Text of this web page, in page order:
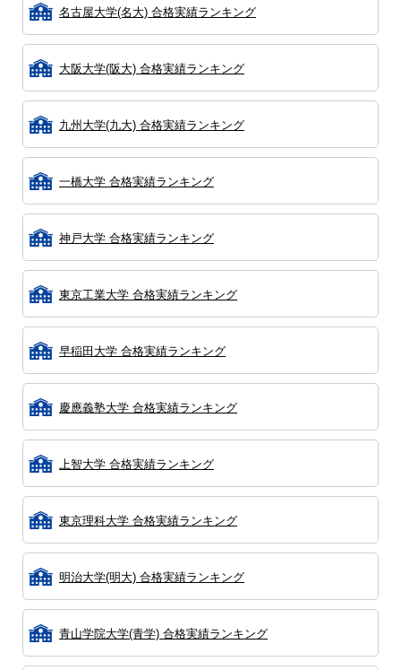
名古屋大学(名大) 合格実績ランキング
大阪大学(阪大) 合格実績ランキング
九州大学(九大) 合格実績ランキング
一橋大学 合格実績ランキング
神戸大学 合格実績ランキング
東京工業大学 合格実績ランキング
早稲田大学 合格実績ランキング
慶應義塾大学 合格実績ランキング
上智大学 合格実績ランキング
東京理科大学 合格実績ランキング
明治大学(明大) 合格実績ランキング
青山学院大学(青学) 合格実績ランキング